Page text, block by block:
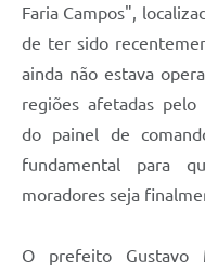
Faria Campos",
de ter sido
ainda não estava
regiões afetadas pelo
do painel de
fundamental para
moradores seja
O prefeito